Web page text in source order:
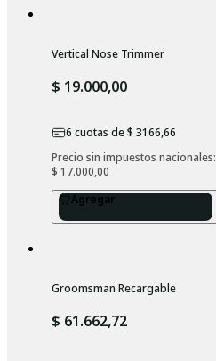
Vertical Nose Trimmer
$ 19.000,00
6 cuotas de$ 3166,66
Precio sin impuestos nacionales:
$ 17.000,00
Agregar
Groomsman Recargable
$ 61.662,72